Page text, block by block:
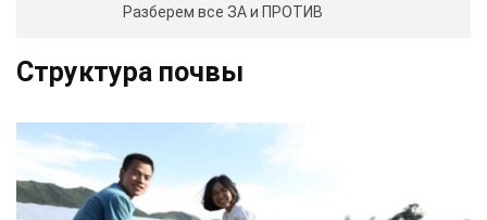
Разберем все ЗА и ПРОТИВ
Структура почвы